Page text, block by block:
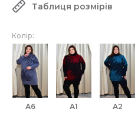
Таблиця розмірів
Колір:
А6 А1 А2